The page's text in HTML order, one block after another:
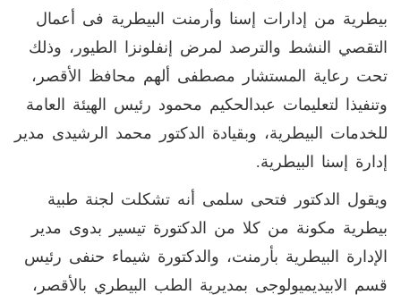
بيطرية من إدارات إسنا وأرمنت البيطرية فى أعمال
التقصي النشط والترصد لمرض إنفلونزا الطيور، وذلك
تحت رعاية المستشار مصطفى ألهم محافظ الأقصر،
وتنفيذا لتعليمات عبدالحكيم محمود رئيس الهيئة العامة
للخدمات البيطرية، وبقيادة الدكتور محمد الرشيدى مدير
إدارة إسنا البيطرية.
ويقول الدكتور فتحى سلمى أنه تشكلت لجنة طبية
بيطرية مكونة من كلا من الدكتورة تيسير بدوى مدير
الإدارة البيطرية بأرمنت، والدكتورة شيماء حنفى رئيس
قسم الابيديميولوجى بمديرية الطب البيطري بالأقصر،